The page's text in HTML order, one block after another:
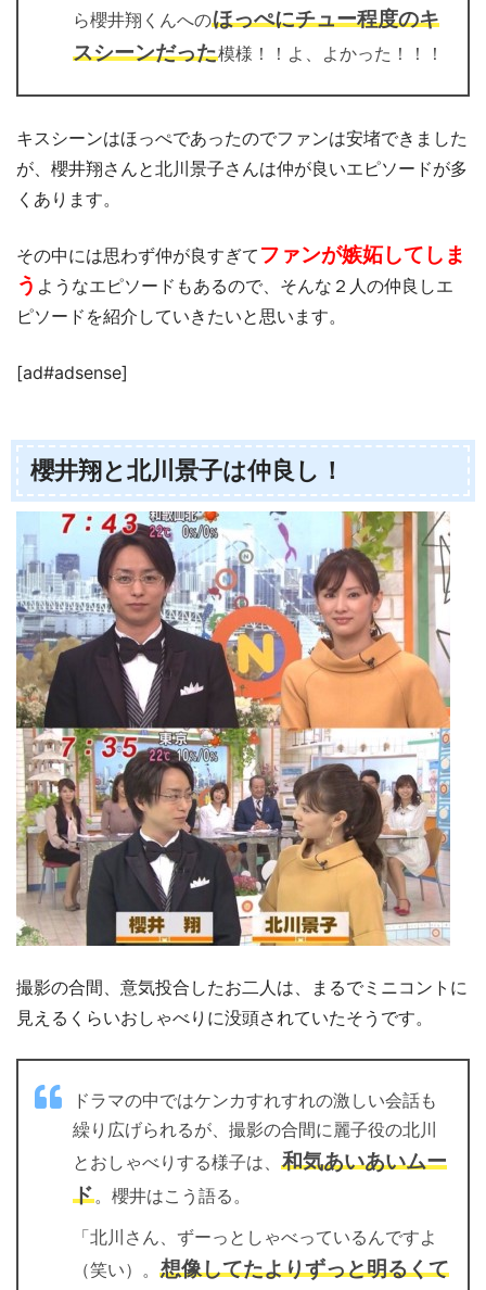
ら櫻井翔くんへのほっぺにチュー程度のキ
スシーンだった模様！！よ、よかった！！！
キスシーンはほっぺであったのでファンは安堵できました
が、櫻井翔さんと北川景子さんは仲が良いエピソードが多
くあります。
その中には思わず仲が良すぎて ファンが嫉妬してしま
う ようなエピソードもあるので、そんな２人の仲良しエ
ピソードを紹介していきたいと思います。
[ad#adsense]
櫻井翔と北川景子は仲良し！
撮影の合間、意気投合したお二人は、まるでミニコントに
見えるくらいおしゃべりに没頭されていたそうです。
ドラマの中ではケンカすれすれの激しい会話も
繰り広げられるが、撮影の合間に麗子役の北川
とおしゃべりする様子は、 和気あいあいムー
ド。櫻井はこう語る。
「北川さん、ずーっとしゃべっているんですよ
（笑い）。 想像してたよりずっと明るくて